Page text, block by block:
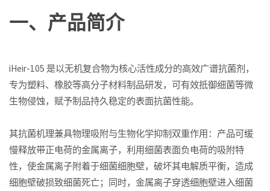
一、产品简介
iHeir-105 是以无机复合物为核心活性成分的高效广谱抗菌剂，
专为塑料、橡胶等高分子材料制品研发，可有效抵御细菌等微
生物侵蚀，赋予制品持久稳定的表面抗菌性能。
其抗菌机理兼具物理吸附与生物化学抑制双重作用：产品可缓
慢释放带正电荷的金属离子，利用细菌表面负电荷的吸附特
性，使金属离子附着于细菌细胞壁，破坏其电解质平衡，造成
细胞壁破损致细菌死亡；同时，金属离子穿透细胞壁进入细菌